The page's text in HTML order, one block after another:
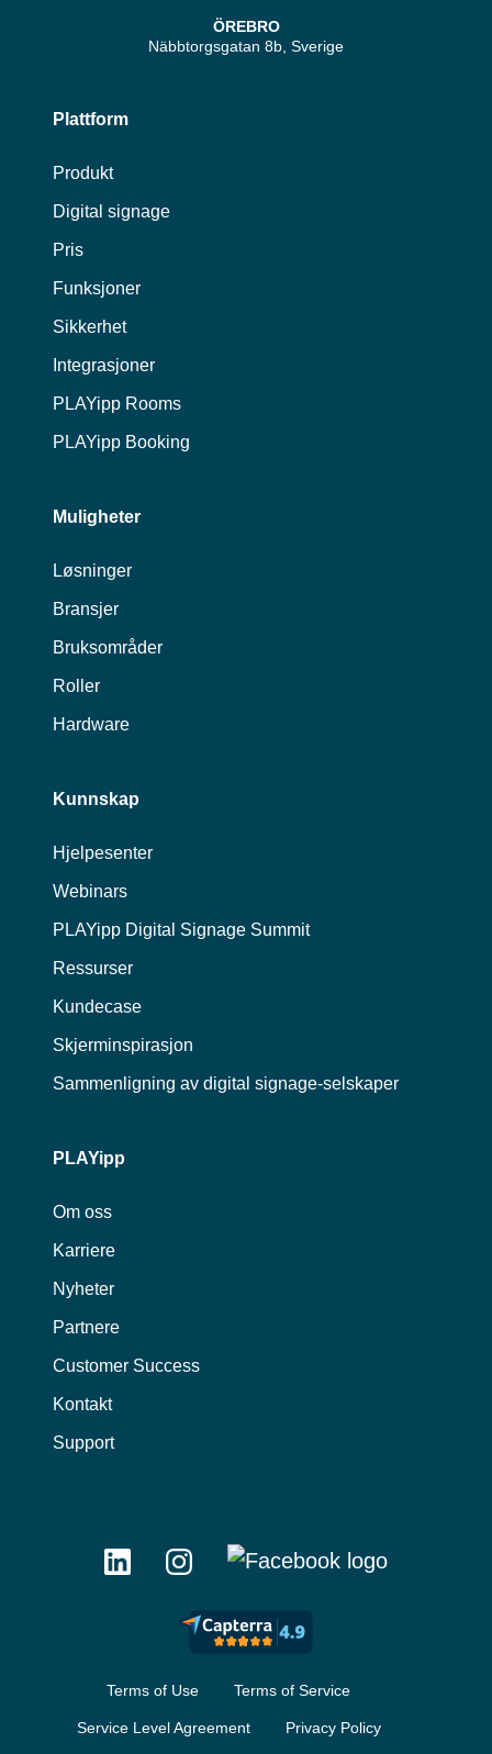
ÖREBRO
Näbbtorgsgatan 8b, Sverige
Plattform
Produkt
Digital signage
Pris
Funksjoner
Sikkerhet
Integrasjoner
PLAYipp Rooms
PLAYipp Booking
Muligheter
Løsninger
Bransjer
Bruksområder
Roller
Hardware
Kunnskap
Hjelpesenter
Webinars
PLAYipp Digital Signage Summit
Ressurser
Kundecase
Skjerminspirasjon
Sammenligning av digital signage-selskaper
PLAYipp
Om oss
Karriere
Nyheter
Partnere
Customer Success
Kontakt
Support
Terms of Use Terms of Service
Service Level Agreement Privacy Policy